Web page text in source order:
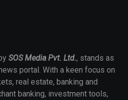
SOS Media Pvt. Ltd., stands as
portal. With a keen focus on
real estate, banking and
banking, investment tools,